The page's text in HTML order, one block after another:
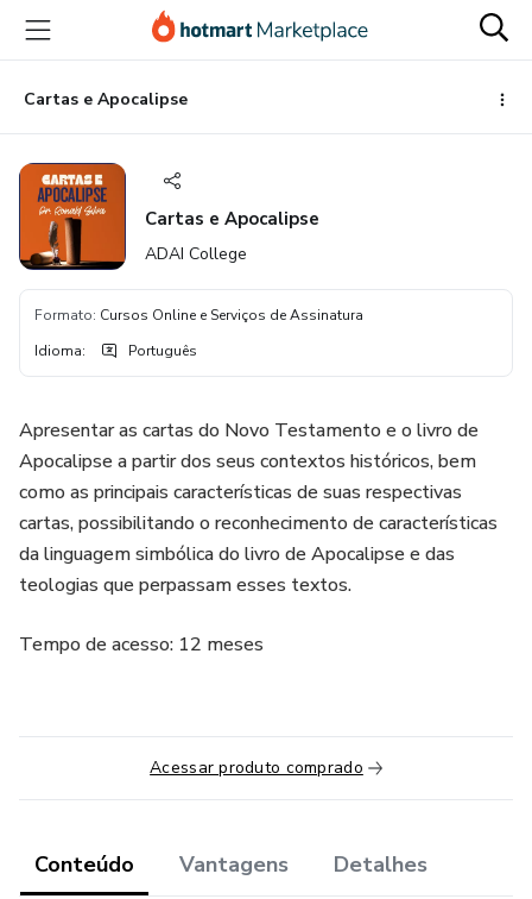
para
conteúdo
principal
para
pagamento
para
rodapé
Cartas e Apocalipse
Cartas e Apocalipse
ADAI College
Formato: Cursos Online e Serviços de Assinatura
Idioma: Português
Apresentar as cartas do Novo Testamento e o livro de
Apocalipse a partir dos seus contextos históricos, bem
como as principais características de suas respectivas
cartas, possibilitando o reconhecimento de características
da linguagem simbólica do livro de Apocalipse e das
teologias que perpassam esses textos.
Tempo de acesso: 12 meses
Acessar produto comprado
Conteúdo Vantagens Detalhes